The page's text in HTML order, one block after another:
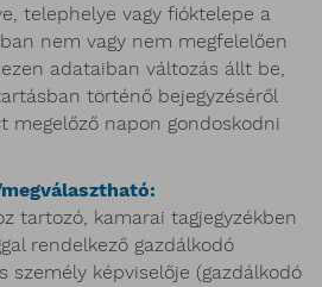
telephelye vagy fióktelepe a
nem vagy nem megfelelően
adataiban változás állt be,
történő bejegyzéséről
megelőző napon gondoskodni
tartozó, kamarai tagjegyzékben
rendelkező gazdálkodó
személy képviselője (gazdálkodó